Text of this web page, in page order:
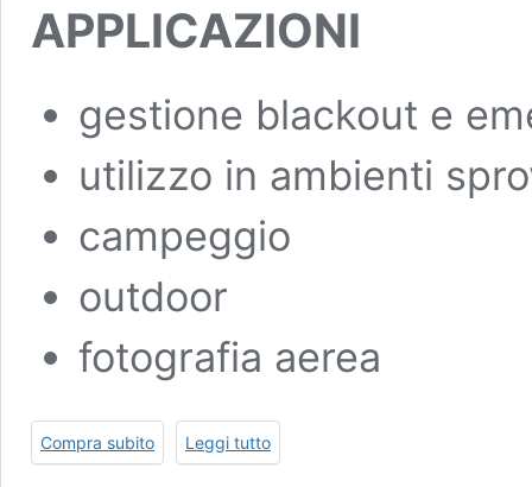
APPLICAZIONI
gestione blackout e
utilizzo in ambienti
campeggio
outdoor
fotografia aerea
Compra subito Leggi tutto